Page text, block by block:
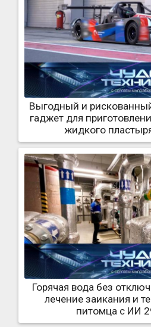
Выгодный и
гаджет для
жидкого
Горячая вода без
лечение заикания и
питомца с ИИ